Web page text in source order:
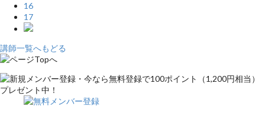
16
17
講師一覧へもどる